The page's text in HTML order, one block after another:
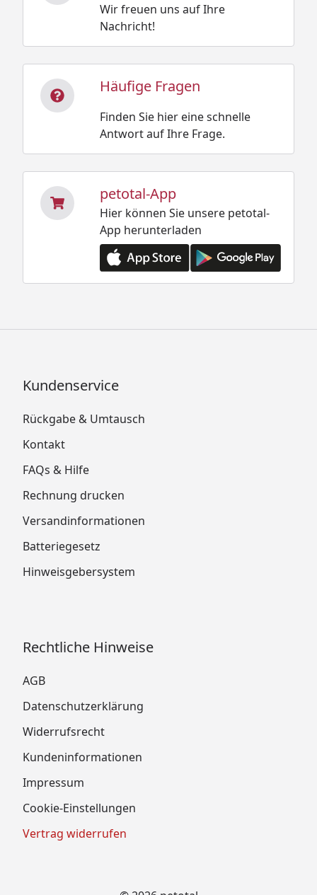
Wir freuen uns auf Ihre
Nachricht!
Häufige Fragen
Finden Sie hier eine schnelle
Antwort auf Ihre Frage.
petotal-App
Hier können Sie unsere petotal-
App herunterladen
Kundenservice
Rückgabe & Umtausch
Kontakt
FAQs & Hilfe
Rechnung drucken
Versandinformationen
Batteriegesetz
Hinweisgebersystem
Rechtliche Hinweise
AGB
Datenschutzerklärung
Widerrufsrecht
Kundeninformationen
Impressum
Cookie-Einstellungen
Vertrag widerrufen